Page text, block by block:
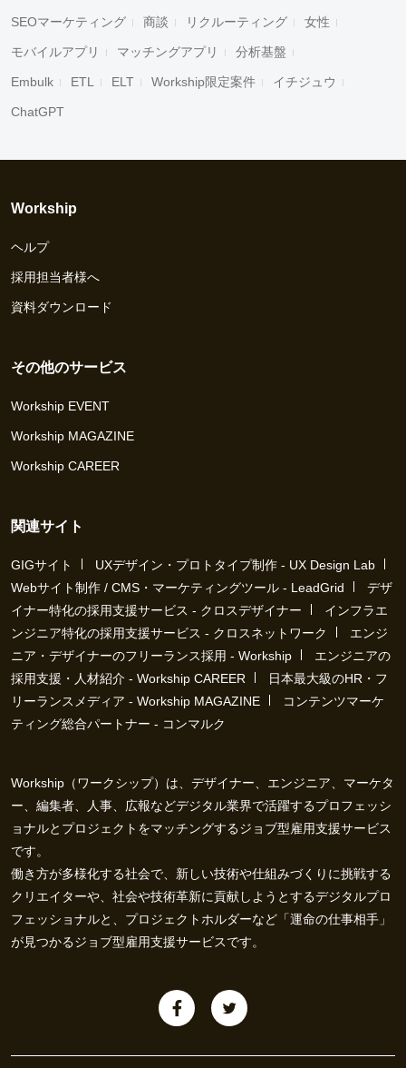
SEOマーケティング 商談 リクルーティング 女性
モバイルアプリ マッチングアプリ 分析基盤
Embulk ETL ELT Workship限定案件 イチジュウ
ChatGPT
Workship
ヘルプ
採用担当者様へ
資料ダウンロード
その他のサービス
Workship EVENT
Workship MAGAZINE
Workship CAREER
関連サイト
GIGサイト
UXデザイン・プロトタイプ制作 - UX Design Lab
Webサイト制作 / CMS・マーケティングツール - LeadGrid
デザ
イナー特化の採用支援サービス - クロスデザイナー
インフラエ
ンジニア特化の採用支援サービス - クロスネットワーク
エンジ
ニア・デザイナーのフリーランス採用 - Workship
エンジニアの
採用支援・人材紹介 - Workship CAREER
日本最大級のHR・フ
リーランスメディア - Workship MAGAZINE
コンテンツマーケ
ティング総合パートナー - コンマルク
Workship（ワークシップ）は、デザイナー、エンジニア、マーケタ
ー、編集者、人事、広報などデジタル業界で活躍するプロフェッシ
ョナルとプロジェクトをマッチングするジョブ型雇用支援サービス
です。
働き方が多様化する社会で、新しい技術や仕組みづくりに挑戦する
クリエイターや、社会や技術革新に貢献しようとするデジタルプロ
フェッショナルと、プロジェクトホルダーなど「運命の仕事相手」
が見つかるジョブ型雇用支援サービスです。